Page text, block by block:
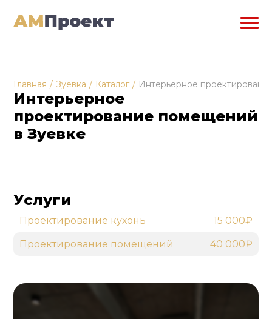
Главная / Зуевка / Каталог / Интерьерное
Интерьерное
проектирование помещений
в Зуевке
Услуги
Проектирование кухонь 15 000₽
Проектирование помещений 40 000₽